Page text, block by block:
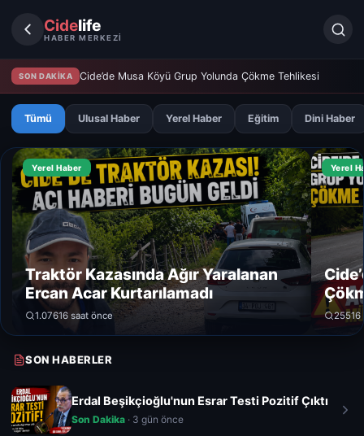
Cidelife
HABER MERKEZİ
SON DAKİKA Cide’de Musa Köyü Grup Yolunda Çökme Tehlikesi
Tümü Ulusal Haber Yerel Haber Eğitim Dini Haber
Yerel Haber
Traktör Kazasında Ağır Yaralanan
Ercan Acar Kurtarılamadı
1.07616 saat önce
Yerel
25516
SON HABERLER
Erdal Beşikçioğlu'nun Esrar Testi Pozitif Çıktı
Son Dakika · 3 gün önce